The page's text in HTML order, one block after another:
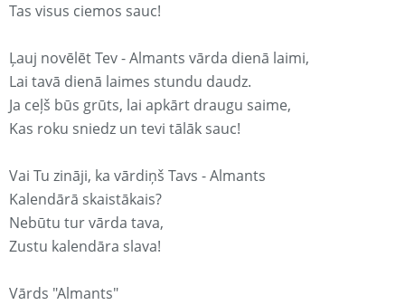
Tas visus ciemos sauc!
Ļauj novēlēt Tev - Almants vārda dienā laimi,
Lai tavā dienā laimes stundu daudz.
Ja ceļš būs grūts, lai apkārt draugu saime,
Kas roku sniedz un tevi tālāk sauc!
Vai Tu zināji, ka vārdiņš Tavs - Almants
Kalendārā skaistākais?
Nebūtu tur vārda tava,
Zustu kalendāra slava!
Vārds "Almants"